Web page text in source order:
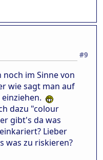
#9
noch im Sinne von
wie sagt man auf
dazu "colour
gibt's da was
Lieber
was zu riskieren?